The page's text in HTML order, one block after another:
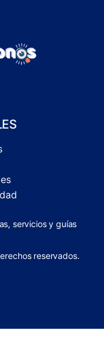
servicios y guías
reservados.